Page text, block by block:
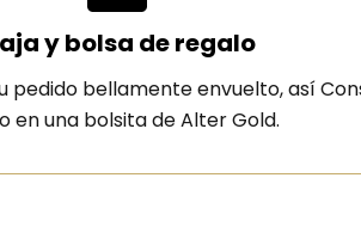
y bolsa de regalo
pedido bellamente envuelto, así
en una bolsita de Alter Gold.